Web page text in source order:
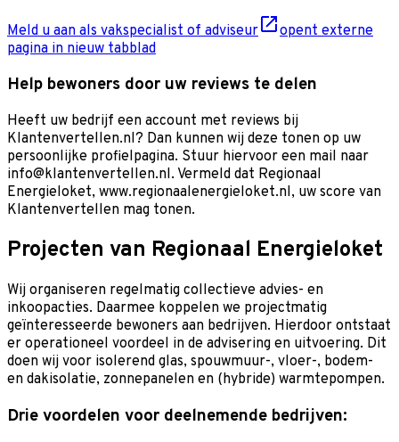
Meld u aan als vakspecialist of adviseur
opent externe
pagina in nieuw tabblad
Help bewoners door uw reviews te delen
Heeft uw bedrijf een account met reviews bij
Klantenvertellen.nl? Dan kunnen wij deze tonen op uw
persoonlijke profielpagina. Stuur hiervoor een mail naar
info@klantenvertellen.nl. Vermeld dat Regionaal
Energieloket, www.regionaalenergieloket.nl, uw score van
Klantenvertellen mag tonen.
Projecten van Regionaal Energieloket
Wij organiseren regelmatig collectieve advies- en
inkoopacties. Daarmee koppelen we projectmatig
geïnteresseerde bewoners aan bedrijven. Hierdoor ontstaat
er operationeel voordeel in de advisering en uitvoering. Dit
doen wij voor isolerend glas, spouwmuur-, vloer-, bodem-
en dakisolatie, zonnepanelen en (hybride) warmtepompen.
Drie voordelen voor deelnemende bedrijven: